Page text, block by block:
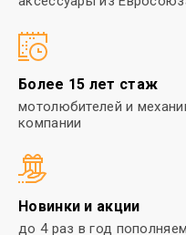
Более 15 лет стаж
мотолюбителей и
компании
Новинки и акции
до 4 раз в год